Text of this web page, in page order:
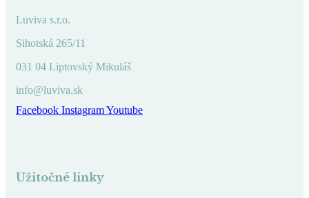
Luviva s.r.o.
Sihotská 265/11
031 04 Liptovský Mikuláš
info@luviva.sk
Facebook InstagramYoutube
Užitočné linky